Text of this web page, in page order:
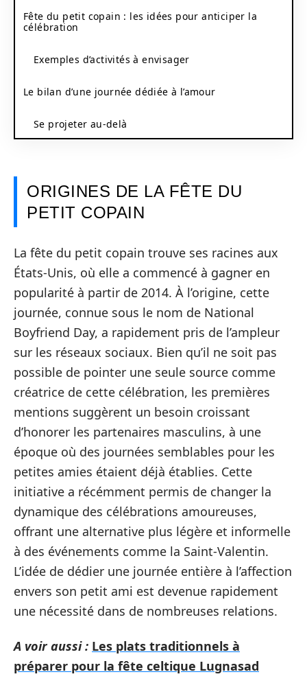
Fête du petit copain : les idées pour anticiper la
célébration
Exemples d’activités à envisager
Le bilan d’une journée dédiée à l’amour
Se projeter au-delà
ORIGINES DE LA FÊTE DU
PETIT COPAIN
La fête du petit copain trouve ses racines aux
États-Unis, où elle a commencé à gagner en
popularité à partir de 2014. À l’origine, cette
journée, connue sous le nom de National
Boyfriend Day, a rapidement pris de l’ampleur
sur les réseaux sociaux. Bien qu’il ne soit pas
possible de pointer une seule source comme
créatrice de cette célébration, les premières
mentions suggèrent un besoin croissant
d’honorer les partenaires masculins, à une
époque où des journées semblables pour les
petites amies étaient déjà établies. Cette
initiative a récémment permis de changer la
dynamique des célébrations amoureuses,
offrant une alternative plus légère et informelle
à des événements comme la Saint-Valentin.
L’idée de dédier une journée entière à l’affection
envers son petit ami est devenue rapidement
une nécessité dans de nombreuses relations.
A voir aussi : Les plats traditionnels à
préparer pour la fête celtique Lugnasad